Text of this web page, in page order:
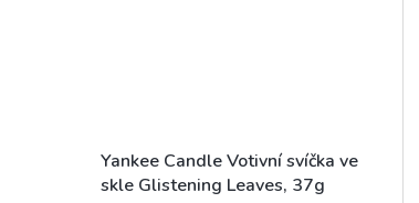
Yankee Candle Votivní svíčka ve
skle Glistening Leaves, 37g